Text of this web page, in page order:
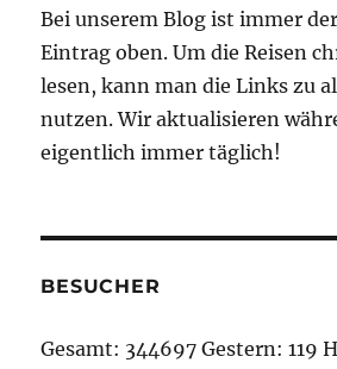
Bei unserem Blog ist immer
Eintrag oben. Um die Reisen
lesen, kann man die Links zu
nutzen. Wir aktualisieren
eigentlich immer täglich!
BESUCHER
Gesamt: 344697 Gestern:119